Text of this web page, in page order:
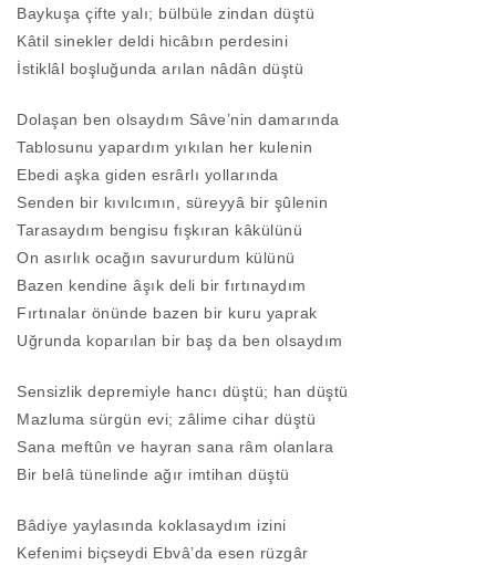
Baykuşa çifte yalı; bülbüle zindan düştü
Kâtil sinekler deldi hicâbın perdesini
İstiklâl boşluğunda arılan nâdân düştü
Dolaşan ben olsaydım Sâve’nin damarında
Tablosunu yapardım yıkılan her kulenin
Ebedi aşka giden esrârlı yollarında
Senden bir kıvılcımın, süreyyâ bir şûlenin
Tarasaydım bengisu fışkıran kâkülünü
On asırlık ocağın savururdum külünü
Bazen kendine âşık deli bir fırtınaydım
Fırtınalar önünde bazen bir kuru yaprak
Uğrunda koparılan bir baş da ben olsaydım
Sensizlik depremiyle hancı düştü; han düştü
Mazluma sürgün evi; zâlime cihar düştü
Sana meftûn ve hayran sana râm olanlara
Bir belâ tünelinde ağır imtihan düştü
Bâdiye yaylasında koklasaydım izini
Kefenimi biçseydi Ebvâ’da esen rüzgâr